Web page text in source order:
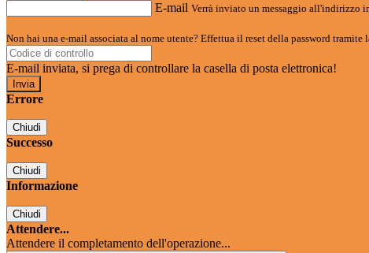
E-mail Verrà inviato un messaggio all'indirizzo
Non hai una e-mail associata al nome utente? Effettua il reset della password tramite
E-mail inviata, si prega di controllare la casella di posta elettronica!
Errore
Chiudi
Successo
Chiudi
Informazione
Chiudi
Attendere...
Attendere il completamento dell'operazione...